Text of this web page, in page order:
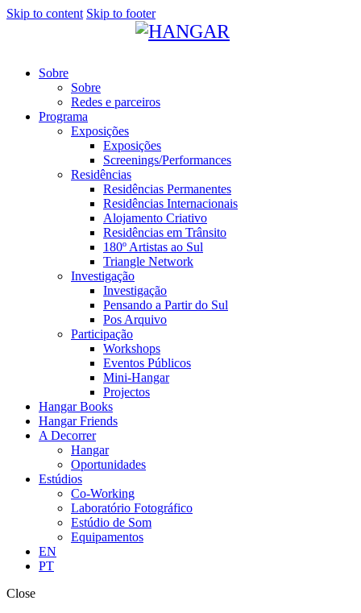
Skip to content Skip to footer
Sobre
Sobre
Redes e parceiros
Programa
Exposições
Exposições
Screenings/Performances
Residências
Residências Permanentes
Residências Internacionais
Alojamento Criativo
Residências em Trânsito
180º Artistas ao Sul
Triangle Network
Investigação
Investigação
Pensando a Partir do Sul
Pos Arquivo
Participação
Workshops
Eventos Públicos
Mini-Hangar
Projectos
Hangar Books
Hangar Friends
A Decorrer
Hangar
Oportunidades
Estúdios
Co-Working
Laboratório Fotográfico
Estúdio de Som
Equipamentos
EN
PT
Close